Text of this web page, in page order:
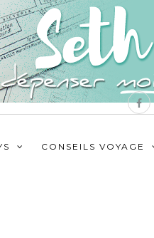
CONSEILS VOYAGE